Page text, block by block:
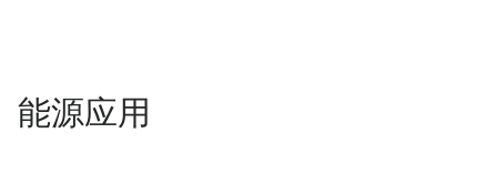
能源应用​